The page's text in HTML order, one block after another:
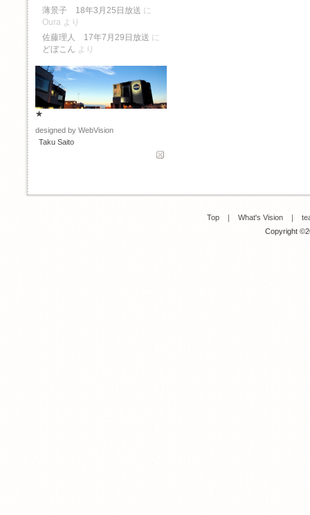
薄景子 18年3月25日放送 に
Oura より
佐藤理人 17年7月29日放送 に
どぼこん より
★
designed by WebVision
Taku Saito
Top ｜ What's Vision ｜
Copyright